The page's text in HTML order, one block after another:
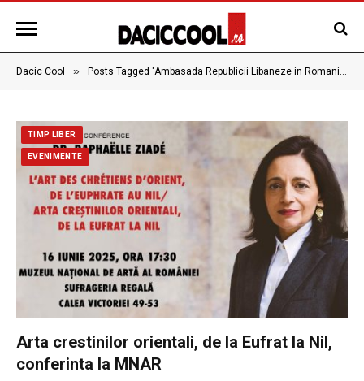
Dacic Cool » Posts Tagged "Ambasada Republicii Libaneze in Romania"
TIMP LIBER
EVENIMENTE
Arta crestinilor orientali, de la Eufrat la Nil,
conferinta la MNAR